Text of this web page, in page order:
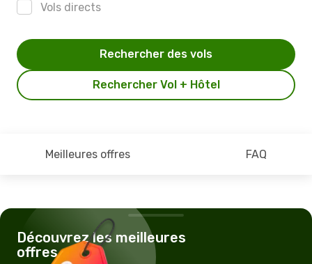
Vols directs
Rechercher Vol + Hôtel
Rechercher des vols
Meilleures offres FAQ
Découvrez les meilleures
offres